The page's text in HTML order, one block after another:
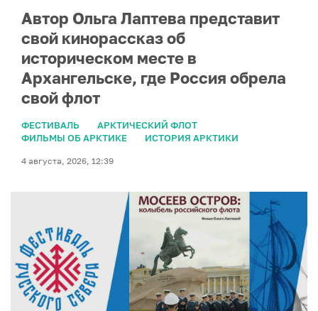
Автор Ольга Лаптева представит
свой кинорассказ об
историческом месте в
Архангельске, где Россия обрела
свой флот
ФЕСТИВАЛЬ
АРКТИЧЕСКИЙ ФЛОТ
ФИЛЬМЫ ОБ АРКТИКЕ
ИСТОРИЯ АРКТИКИ
4 августа, 2026, 12:39